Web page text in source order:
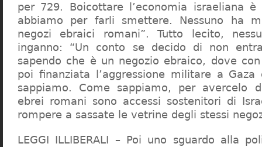
per 729. Boicottare l’economia israeliana è
abbiamo per farli smettere. Nessuno ha
negozi ebraici romani”. Tutto lecito,
inganno: “Un conto se decido di non
sapendo che è un negozio ebraico, dove
poi finanziata l’aggressione militare a
sappiamo. Come sappiamo, per avercelo
ebrei romani sono accessi sostenitori di
rompere a sassate le vetrine degli stessi
LEGGI ILLIBERALI – Poi uno sguardo alla